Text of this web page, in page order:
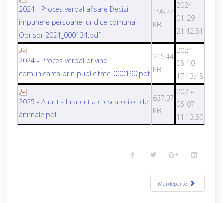
2024 - Proces verbal afisare Decizii
impunere persoane juridice comuna
Oprisor 2024_000134.pdf
198.27
KB
2024-
01-29
21:42:51
2024 - Proces verbal privind
comunicarea prin publicitate_000190.pdf
215.44
KB
2024-
05-10
17:13:45
2025 - Anunt - In atentia crescatorilor de
animale.pdf
637.07
KB
2025-
05-07
11:13:50
Mai departe